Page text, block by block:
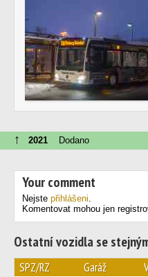
↑ 2021 Dodano
Your comment
Nejste přihlášeni.
Komentovat mohou jen
Ostatní vozidla se
SPZ/RZ Garáž